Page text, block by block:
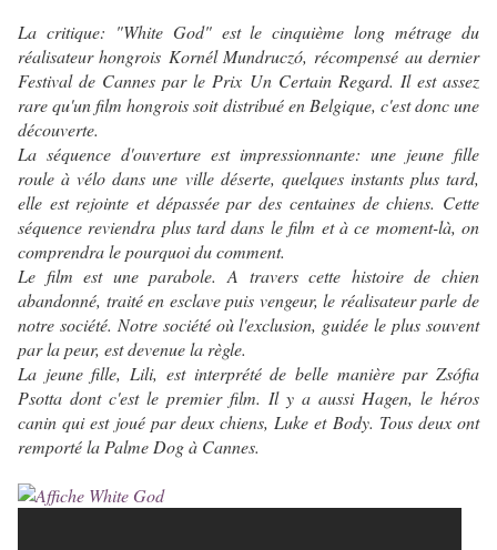
La critique: "White God" est le cinquième long métrage du
réalisateur hongrois Kornél Mundruczó, récompensé au dernier
Festival de Cannes par le Prix Un Certain Regard. Il est assez
rare qu'un film hongrois soit distribué en Belgique, c'est donc une
découverte.
La séquence d'ouverture est impressionnante: une jeune fille
roule à vélo dans une ville déserte, quelques instants plus tard,
elle est rejointe et dépassée par des centaines de chiens. Cette
séquence reviendra plus tard dans le film et à ce moment-là, on
comprendra le pourquoi du comment.
Le film est une parabole. A travers cette histoire de chien
abandonné, traité en esclave puis vengeur, le réalisateur parle de
notre société. Notre société où l'exclusion, guidée le plus souvent
par la peur, est devenue la règle.
La jeune fille, Lili, est interprété de belle manière par Zsófia
Psotta dont c'est le premier film. Il y a aussi Hagen, le héros
canin qui est joué par deux chiens, Luke et Body. Tous deux ont
remporté la Palme Dog à Cannes.